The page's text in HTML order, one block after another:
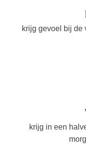
krijg gevoel bij de
krijg in een